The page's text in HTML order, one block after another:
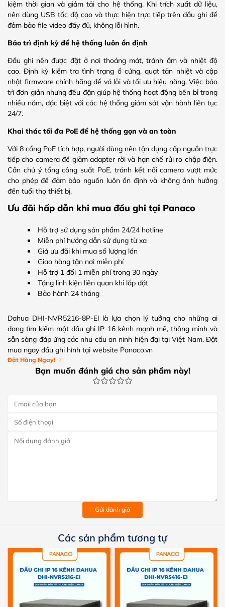
kiệm thời gian và giảm tải cho hệ thống. Khi trích xuất dữ liệu,
nên dùng USB tốc độ cao và thực hiện trực tiếp trên đầu ghi để
đảm bảo file video đầy đủ, không lỗi hình.
Bảo trì định kỳ để hệ thống luôn ổn định
Đầu ghi nên được đặt ở nơi thoáng mát, tránh ẩm và nhiệt độ
cao. Định kỳ kiểm tra tình trạng ổ cứng, quạt tản nhiệt và cập
nhật firmware chính hãng để vá lỗi và tối ưu hiệu năng. Việc bảo
trì đơn giản nhưng đều đặn giúp hệ thống hoạt động bền bỉ trong
nhiều năm, đặc biệt với các hệ thống giám sát vận hành liên tục
24/7.
Khai thác tối đa PoE để hệ thống gọn và an toàn
Với 8 cổng PoE tích hợp, người dùng nên tận dụng cấp nguồn trực
tiếp cho camera để giảm adapter rời và hạn chế rủi ro chập điện.
Cần chú ý tổng công suất PoE, tránh kết nối camera vượt mức
cho phép để đảm bảo nguồn luôn ổn định và không ảnh hưởng
đến tuổi thọ thiết bị.
Ưu đãi hấp dẫn khi mua đầu ghi tại Panaco
Hỗ trợ sử dụng sản phẩm 24/24 hotline
Miễn phí hướng dẫn sử dụng từ xa
Giá ưu đãi khi mua số lượng lớn
Giao hàng tận nơi miễn phí
Hỗ trợ 1 đổi 1 miễn phí trong 30 ngày
Tặng linh kiện liên quan khi lắp đặt
Bảo hành 24 tháng
Dahua DHI-NVR5216-8P-EI là lựa chọn lý tưởng cho những ai
đang tìm kiếm một đầu ghi IP 16 kênh mạnh mẽ, thông minh và
sẵn sàng đáp ứng các nhu cầu an ninh hiện đại tại Việt Nam. Đặt
mua ngay đầu ghi hình tại website Panaco.vn
Đặt Hàng Ngay!
Bạn muốn đánh giá cho sản phẩm này!
Gửi đánh giá
Các sản phẩm tương tự